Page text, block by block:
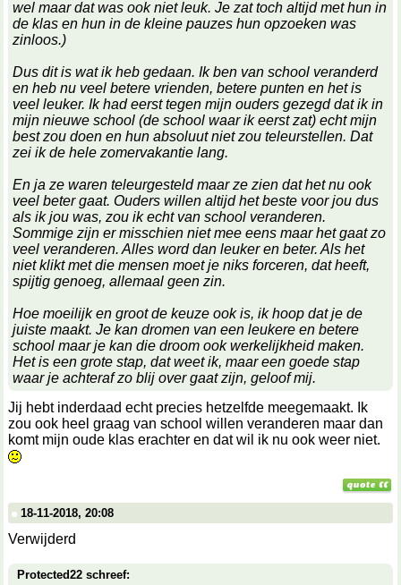
wel maar dat was ook niet leuk. Je zat toch altijd met hun in
de klas en hun in de kleine pauzes hun opzoeken was
zinloos.)
Dus dit is wat ik heb gedaan. Ik ben van school veranderd
en heb nu veel betere vrienden, betere punten en het is
veel leuker. Ik had eerst tegen mijn ouders gezegd dat ik in
mijn nieuwe school (de school waar ik eerst zat) echt mijn
best zou doen en hun absoluut niet zou teleurstellen. Dat
zei ik de hele zomervakantie lang.
En ja ze waren teleurgesteld maar ze zien dat het nu ook
veel beter gaat. Ouders willen altijd het beste voor jou dus
als ik jou was, zou ik echt van school veranderen.
Sommige zijn er misschien niet mee eens maar het gaat zo
veel veranderen. Alles word dan leuker en beter. Als het
niet klikt met die mensen moet je niks forceren, dat heeft,
spijtig genoeg, allemaal geen zin.
Hoe moeilijk en groot de keuze ook is, ik hoop dat je de
juiste maakt. Je kan dromen van een leukere en betere
school maar je kan die droom ook werkelijkheid maken.
Het is een grote stap, dat weet ik, maar een goede stap
waar je achteraf zo blij over gaat zijn, geloof mij.
Jij hebt inderdaad echt precies hetzelfde meegemaakt. Ik
zou ook heel graag van school willen veranderen maar dan
komt mijn oude klas erachter en dat wil ik nu ook weer niet.
18-11-2018, 20:08
Verwijderd
Protected22 schreef: